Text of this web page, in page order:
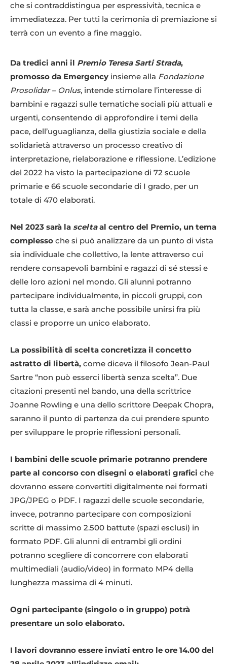
che si contraddistingua per espressività, tecnica e
immediatezza. Per tutti la cerimonia di premiazione si
terrà con un evento a fine maggio.
Da tredici anni il Premio Teresa Sarti Strada,
promosso da Emergency insieme alla Fondazione
Prosolidar – Onlus, intende stimolare l’interesse di
bambini e ragazzi sulle tematiche sociali più attuali e
urgenti, consentendo di approfondire i temi della
pace, dell’uguaglianza, della giustizia sociale e della
solidarietà attraverso un processo creativo di
interpretazione, rielaborazione e riflessione. L’edizione
del 2022 ha visto la partecipazione di 72 scuole
primarie e 66 scuole secondarie di I grado, per un
totale di 470 elaborati.
Nel 2023 sarà la sceltaal centro del Premio, un tema
complesso che si può analizzare da un punto di vista
sia individuale che collettivo, la lente attraverso cui
rendere consapevoli bambini e ragazzi di sé stessi e
delle loro azioni nel mondo. Gli alunni potranno
partecipare individualmente, in piccoli gruppi, con
tutta la classe, e sarà anche possibile unirsi fra più
classi e proporre un unico elaborato.
La possibilità di scelta concretizza il concetto
astratto di libertà, come diceva il filosofo Jean-Paul
Sartre “non può esserci libertà senza scelta”. Due
citazioni presenti nel bando, una della scrittrice
Joanne Rowling e una dello scrittore Deepak Chopra,
saranno il punto di partenza da cui prendere spunto
per sviluppare le proprie riflessioni personali.
I bambini delle scuole primarie potranno prendere
parte al concorso con disegni o elaborati grafici che
dovranno essere convertiti digitalmente nei formati
JPG/JPEG o PDF. I ragazzi delle scuole secondarie,
invece, potranno partecipare con composizioni
scritte di massimo 2.500 battute (spazi esclusi) in
formato PDF. Gli alunni di entrambi gli ordini
potranno scegliere di concorrere con elaborati
multimediali (audio/video) in formato MP4 della
lunghezza massima di 4 minuti.
Ogni partecipante (singolo o in gruppo) potrà
presentare un solo elaborato.
I lavori dovranno essere inviati entro le ore 14.00 del